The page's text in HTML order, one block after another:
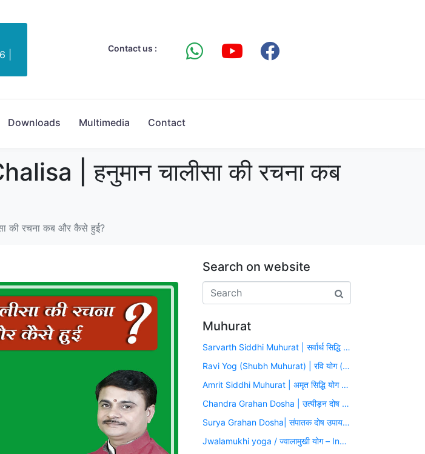
|
Contact us :
Downloads Multimedia Contact
| हनुमान चालीसा की रचना कब
की रचना कब और कैसे हुई?
Search on website
Muhurat
Sarvarth Siddhi Muhurat | सर्वार्थ सिद्धि योग (सन् 2026-2027)
Ravi Yog (Shubh Muhurat) | रवि योग (सन् 2026-2027)
Amrit Siddhi Muhurat | अमृत सिद्धि योग (सन् 2026-2027)
Chandra Grahan Dosha | उत्पीड़न दोष उपाय मुहूर्त (सन् 2026-2027)
Surya Grahan Dosha| संपातक दोष उपाय मुहूर्त (सन् 2026-2027)
Jwalamukhi yoga / ज्वालामुखी योग – Inauspicious Yoga